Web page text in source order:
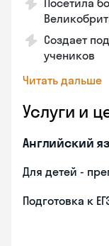
Посетила
Создает
учеников
Читать дальше
Услуги и
Английский
Для детей -
Подготовка к